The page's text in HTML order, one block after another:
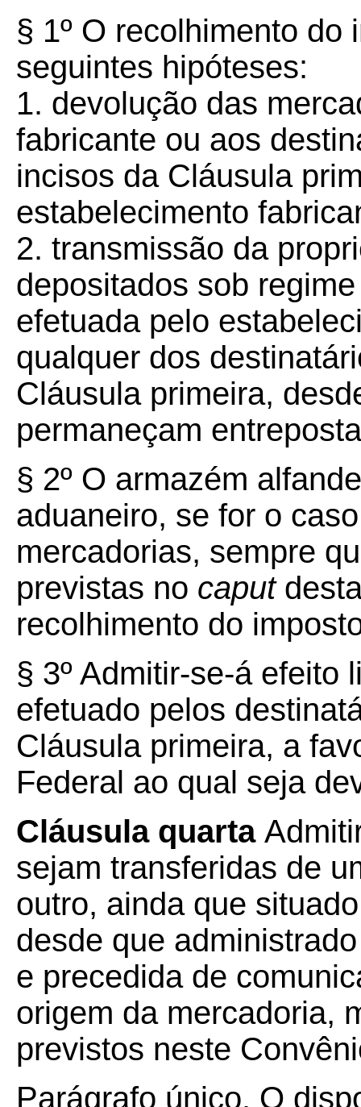
§ 1º O recolhimento
seguintes hipóteses:
1. devolução das
fabricante ou aos
incisos da Cláusula
estabelecimento
2. transmissão da
depositados sob
efetuada pelo
qualquer dos
Cláusula primeira,
permaneçam
§ 2º O armazém
aduaneiro, se for o
mercadorias, sempre
previstas no caput
recolhimento do
§ 3º Admitir-se-á efeito
efetuado pelos
Cláusula primeira, a
Federal ao qual seja
Cláusula quarta
sejam transferidas de
outro, ainda que
desde que
e precedida de
origem da mercadoria,
previstos neste
Parágrafo único. O